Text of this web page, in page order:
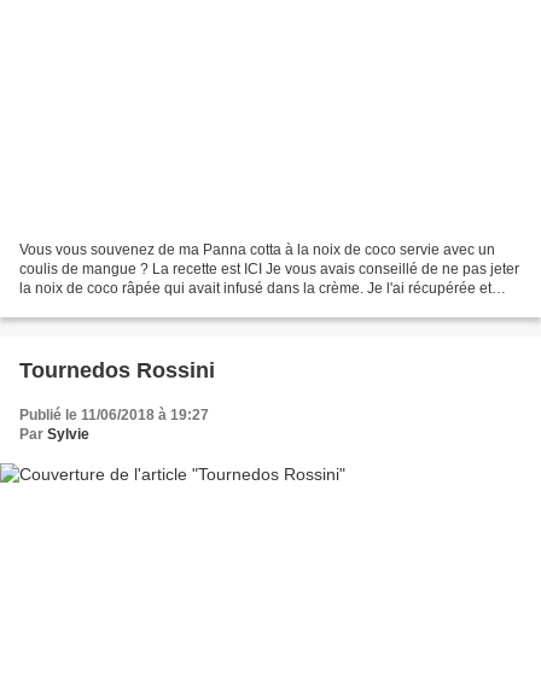
Vous vous souvenez de ma Panna cotta à la noix de coco servie avec un
coulis de mangue ? La recette est ICI Je vous avais conseillé de ne pas jeter
la noix de coco râpée qui avait infusé dans la crème. Je l'ai récupérée et
Tournedos Rossini
Publié le 11/06/2018 à 19:27
Par Sylvie